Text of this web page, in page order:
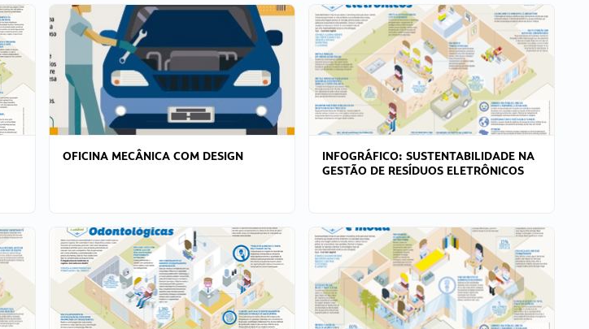
OFICINA MECÂNICA COM DESIGN
INFOGRÁFICO: SUSTENTABILIDADE NA
GESTÃO DE RESÍDUOS ELETRÔNICOS